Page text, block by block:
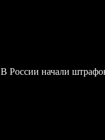
В России начали